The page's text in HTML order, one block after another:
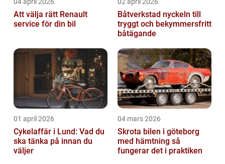
Att välja rätt Renault
service för din bil
Båtverkstad nyckeln till
tryggt och bekymmersfritt
båtägande
01 april 2026
Cykelaffär i Lund: Vad du
ska tänka på innan du
väljer
04 mars 2026
Skrota bilen i göteborg
med hämtning så
fungerar det i praktiken